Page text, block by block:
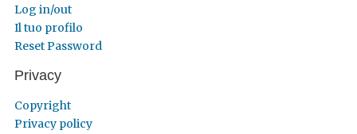
Log in/out
Il tuo profilo
Reset Password
Privacy
Copyright
Privacy policy